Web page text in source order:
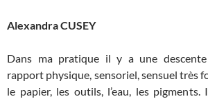
Alexandra CUSEY
Dans ma pratique il y a une
rapport physique, sensoriel, sensuel très
le papier, les outils, l’eau, les